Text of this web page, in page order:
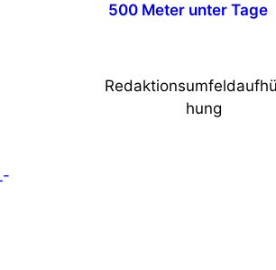
500 Meter unter Tage
hung